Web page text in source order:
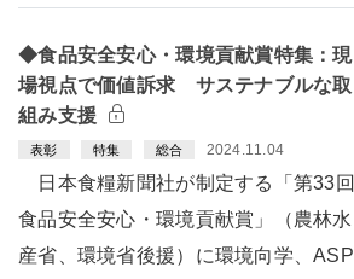
◆食品安全安心・環境貢献賞特集：現
場視点で価値訴求 サステナブルな取
組み支援
表彰 特集 総合 2024.11.04
日本食糧新聞社が制定する「第33回
食品安全安心・環境貢献賞」（農林水
産省、環境省後援）に環境向学、ASP